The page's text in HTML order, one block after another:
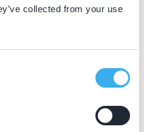
collected from your use